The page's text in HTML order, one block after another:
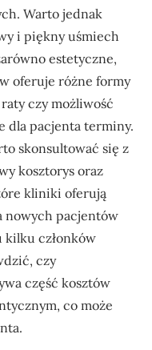
Warto jednak
i piękny uśmiech
estetyczne,
oferuje różne formy
czy możliwość
dla pacjenta terminy.
skonsultować się z
kosztorys oraz
kliniki oferują
nowych pacjentów
kilku członków
czy
część kosztów
co może